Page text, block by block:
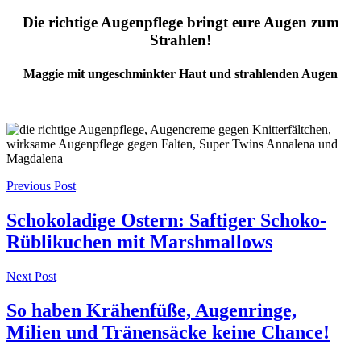
Die richtige Augenpflege bringt eure Augen zum
Strahlen!
Maggie mit ungeschminkter Haut und strahlenden Augen
Post
navigation
Previous Post
Schokoladige Ostern: Saftiger Schoko-
Rüblikuchen mit Marshmallows
Next Post
So haben Krähenfüße, Augenringe,
Milien und Tränensäcke keine Chance!